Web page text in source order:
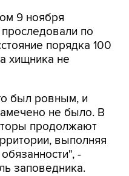
9 ноября
по
порядка 100
хищника не
был ровным, и
не было. В
продолжают
выполняя
-
заповедника.